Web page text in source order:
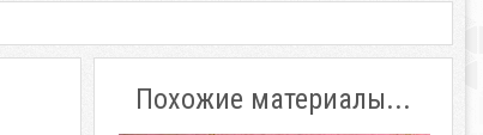
Похожие материалы...